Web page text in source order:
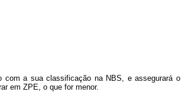
com a sua classificação na NBS, e assegurará o
em ZPE, o que for menor.